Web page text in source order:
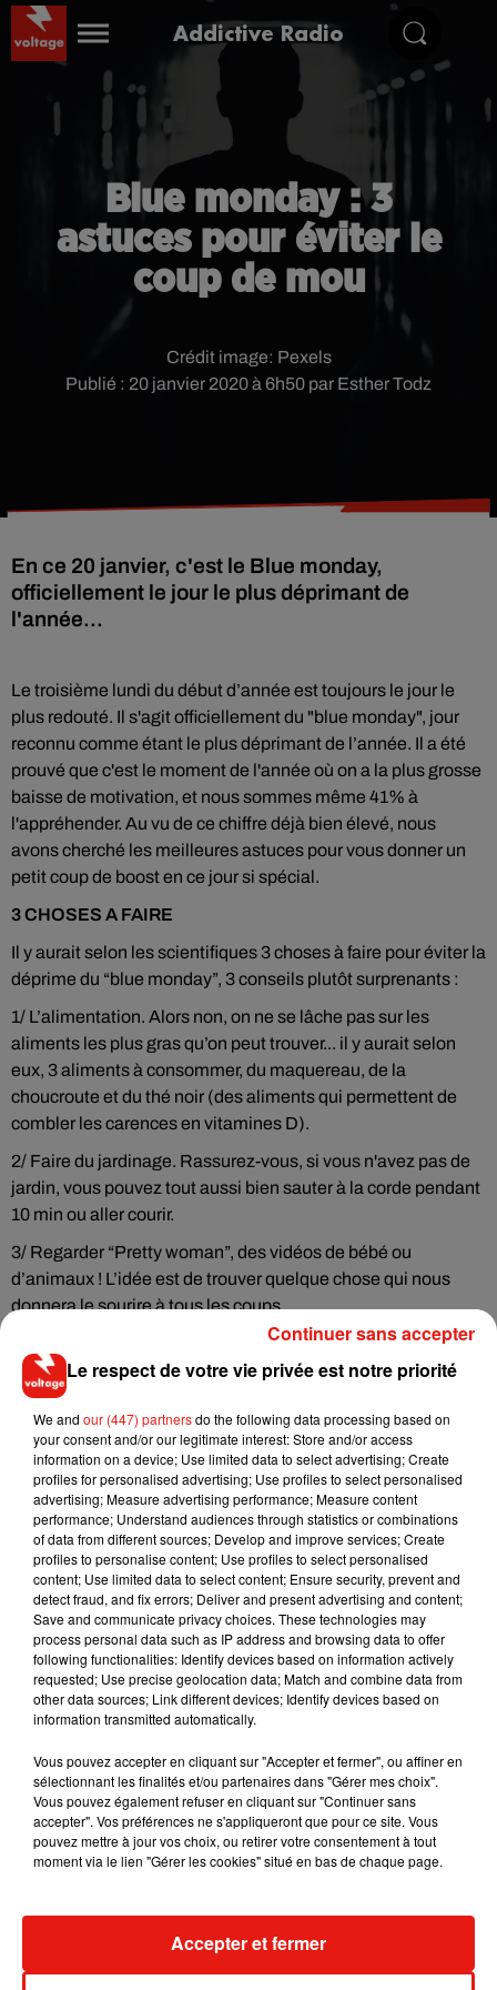
Addictive Radio
Blue monday : 3
astuces pour éviter le
coup de mou
Publié : 20 janvier 2020 à 6h50 par Esther Todz
Crédit image: Pexels
En ce 20 janvier, c'est le Blue monday,
officiellement le jour le plus déprimant de
l'année...
Le troisième lundi du début d’année est toujours le jour le
plus redouté. Il s'agit officiellement du "blue monday", jour
reconnu comme étant le plus déprimant de l’année. Il a été
prouvé que c'est le moment de l'année où on a la plus grosse
baisse de motivation, et nous sommes même 41% à
l'appréhender. Au vu de ce chiffre déjà bien élevé, nous
avons cherché les meilleures astuces pourvous donner un
petit coup de boost en ce jour si spécial.
3 CHOSES A FAIRE
Il y aurait selon les scientifiques 3 choses à faire pour éviter la
déprime du “blue monday”, 3 conseils plutôt surprenants :
1/ L’alimentation. Alors non, on ne se lâche pas sur les
aliments les plus gras qu’on peut trouver... il y aurait selon
eux, 3 aliments à consommer, du maquereau, de la
choucroute et du thé noir (des aliments qui permettent de
combler les carences en vitamines D).
2/ Faire du jardinage. Rassurez-vous, si vous n'avez pas de
jardin, vous pouvez tout aussi bien sauter à la corde pendant
10 min ou aller courir.
3/ Regarder “Pretty woman”, des vidéos de bébé ou
d’animaux ! L’idée est de trouver quelque chose qui nous
donnera le sourire à tous les coups.
Et vous, quelle est votre astuce pour éviter les petits coups
de blues ?
Musique
7 août 2026
RÜFÜS DU SOL annonce un nouvel
album après sa tournée mondiale
Angèle et Amélie Lens dévoilent leur
collaboration tant attendue
Il y a 10 ans, DJ Snake changeait de
Le respect de votre vie privée est notre priorité
We and our (447) partnersdo the following data processing based on
your consent and/or our legitimate interest: Store and/or access
information on a device; Use limited data to select advertising; Create
profiles for personalised advertising; Use profiles to select personalised
advertising; Measure advertising performance; Measure content
performance; Understand audiences through statistics or combinations
of data from different sources; Develop and improve services; Create
profiles to personalise content; Use profiles to select personalised
content; Use limited data to select content; Ensure security, prevent and
detect fraud, and fix errors; Deliver and present advertising and content;
Save and communicate privacy choices. These technologies may
process personal data such as IP address and browsing data to offer
following functionalities: Identify devices based on information actively
requested; Use precise geolocation data; Match and combine data from
other data sources; Link different devices; Identify devices based on
information transmitted automatically.
Vous pouvez accepter en cliquant sur "Accepter et fermer", ou affiner en
sélectionnant les finalités et/ou partenaires dans "Gérer mes choix".
Vous pouvez également refuser en cliquant sur "Continuer sans
accepter". Vos préférences ne s'appliqueront que pour ce site. Vous
pouvez mettre à jour vos choix, ou retirer votre consentement à tout
moment via le lien "Gérer les cookies" situé en bas de chaque page.
Accepter et fermer
Continuer sans accepter